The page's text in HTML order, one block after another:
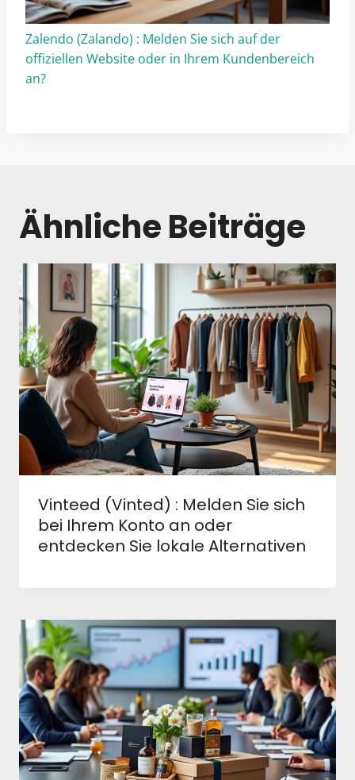
Zalendo (Zalando) : Melden Sie sich auf der
offiziellen Website oder in Ihrem Kundenbereich
an?
Ähnliche Beiträge
Vinteed (Vinted) : Melden Sie sich
bei Ihrem Konto an oder
entdecken Sie lokale Alternativen